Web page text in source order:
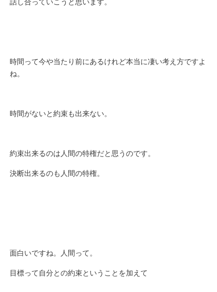
話し合っていこうと思います。
時間って今や当たり前にあるけれど本当に凄い考え方ですよ
ね。
時間がないと約束も出来ない。
約束出来るのは人間の特権だと思うのです。
決断出来るのも人間の特権。
面白いですね。人間って。
目標って自分との約束ということを加えて